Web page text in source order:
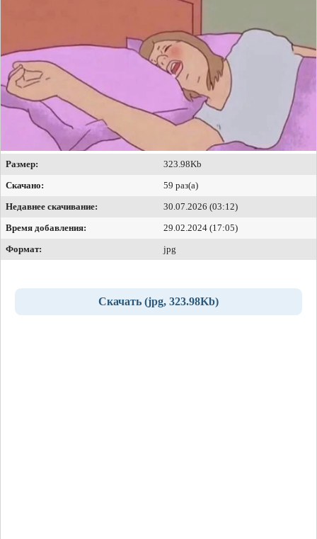
Размер:
323.98Kb
Скачано:
59 раз(а)
Недавнее скачивание:
30.07.2026 (03:12)
Время добавления:
29.02.2024 (17:05)
Формат:
jpg
Скачать (jpg, 323.98Kb)